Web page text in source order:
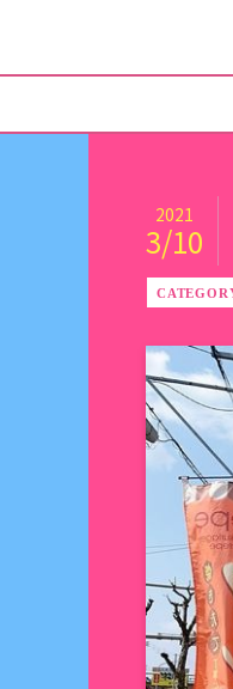
2021
3/10